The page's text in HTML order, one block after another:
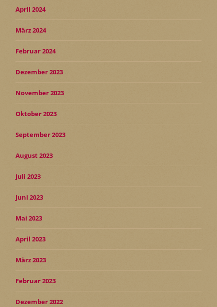
April 2024
März 2024
Februar 2024
Dezember 2023
November 2023
Oktober 2023
September 2023
August 2023
Juli 2023
Juni 2023
Mai 2023
April 2023
März 2023
Februar 2023
Dezember 2022